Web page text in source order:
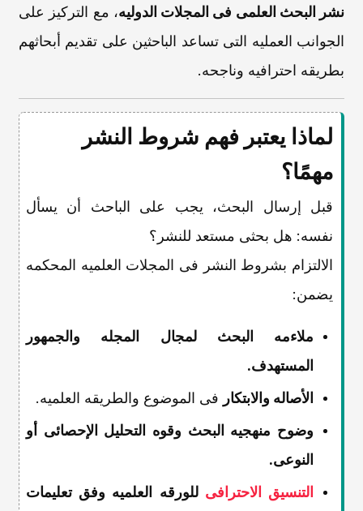
نشر البحث العلمی فی المجلات الدولیه، مع الترکیز على
الجوانب العملیه التی تساعد الباحثین على تقدیم أبحاثهم
بطریقه احترافیه وناجحه.
لماذا یعتبر فهم شروط النشر
مهمًا؟
قبل إرسال البحث، یجب على الباحث أن یسأل
نفسه: هل بحثی مستعد للنشر؟
الالتزام بشروط النشر فی المجلات العلمیه المحکمه
یضمن:
ملاءمه البحث لمجال المجله والجمهور
المستهدف.
الأصاله والابتکار فی الموضوع والطریقه العلمیه.
وضوح منهجیه البحث وقوه التحلیل الإحصائی أو
النوعی.
التنسیق الاحترافی للورقه العلمیه وفق تعلیمات